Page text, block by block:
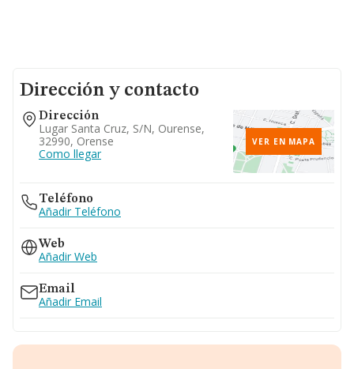
Dirección y contacto
Dirección
Lugar Santa Cruz, S/n, Ourense,
32990, Orense
Como llegar
VER EN MAPA
Teléfono
Añadir Teléfono
Web
Añadir Web
Email
Añadir Email